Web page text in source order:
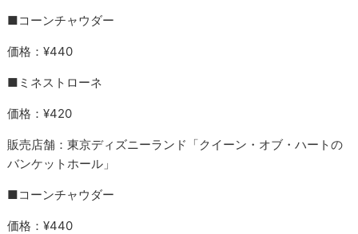
■コーンチャウダー
価格：¥440
■ミネストローネ
価格：¥420
販売店舗：東京ディズニーランド「クイーン・オブ・ハートの
バンケットホール」
■コーンチャウダー
価格：¥440